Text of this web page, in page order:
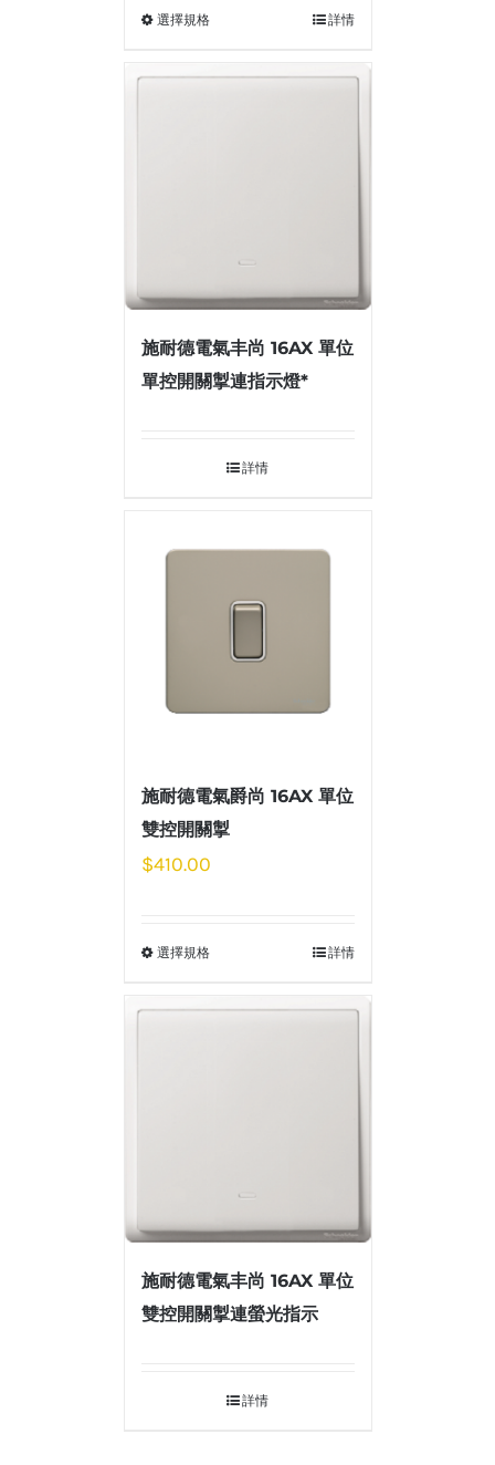
選擇規格 詳情
施耐德電氣丰尚 16AX 單位
單控開關掣連指示燈*
詳情
施耐德電氣爵尚 16AX 單位
雙控開關掣
$410.00
選擇規格 詳情
施耐德電氣丰尚 16AX 單位
雙控開關掣連螢光指示
詳情